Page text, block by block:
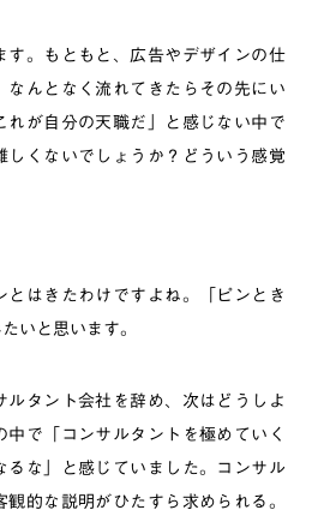
。もともと、広告やデザインの仕
んとなく流れてきたらその先にい
れが自分の天職だ」と感じない中で
しくないでしょうか？どういう感覚
はきたわけですよね。「ピンとき
いと思います。
ルタント会社を辞め、次はどうしよ
中で「コンサルタントを極めていく
るな」と感じていました。コンサル
的な説明がひたすら求められる。